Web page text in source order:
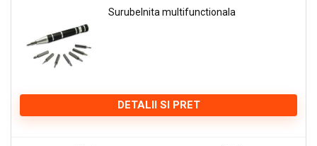
Surubelnita multifunctionala
DETALII SI PRET